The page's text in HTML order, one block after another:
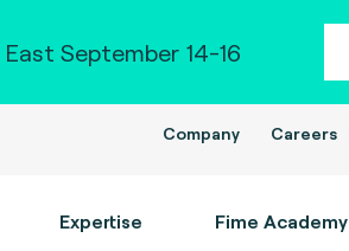
September 14-16
Company Careers
Expertise Fime Academy